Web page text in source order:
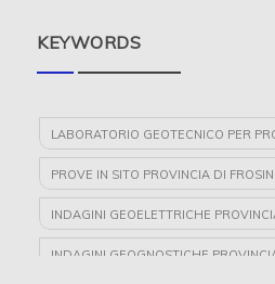
KEYWORDS
LABORATORIO GEOTECNICO PER
PROVE IN SITO PROVINCIA DI
INDAGINI GEOELETTRICHE
INDAGINI GEOGNOSTICHE